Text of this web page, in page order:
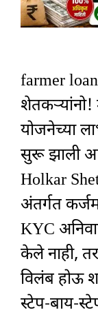
farmer
शेतकऱ्यांनो!
योजनेच्या
सुरू झाली
Holkar
अंतर्गत
KYC
केले नाही,
विलंब होऊ
स्टेप-बाय-